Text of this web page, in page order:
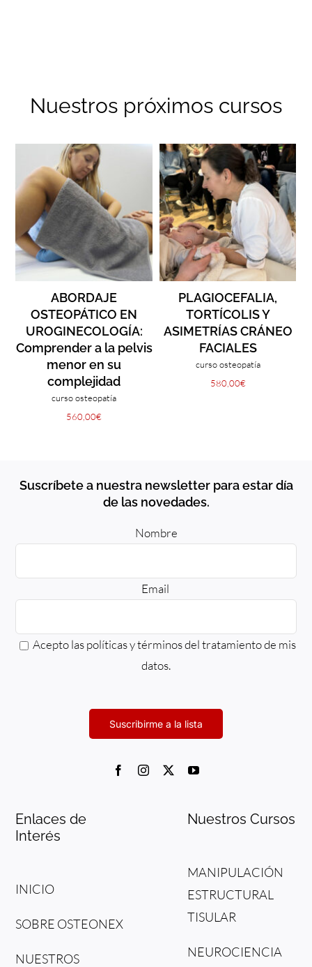
Nuestros próximos cursos
ABORDAJE
OSTEOPÁTICO EN
UROGINECOLOGÍA:
Comprender a la pelvis
menor en su
complejidad
curso osteopatía
560,00€
PLAGIOCEFALIA,
TORTÍCOLIS Y
ASIMETRÍAS CRÁNEO
FACIALES
curso osteopatía
580,00€
Suscríbete a nuestra newsletter para estar día
de las novedades.
Nombre
Email
Acepto las políticas y términos deltratamientode mis
datos.
Enlaces de
Interés
INICIO
SOBRE OSTEONEX
NUESTROS
Nuestros Cursos
MANIPULACIÓN
ESTRUCTURAL
TISULAR
NEUROCIENCIA